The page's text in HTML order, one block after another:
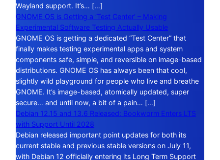
Wayland support. It’s… […]
GNOME OS is Getting a ‘Test Center’ – Making
Experimental Software Testing Actually Usable
GNOME OS is getting a dedicated “Test Center” that
finally makes testing experimental apps and system
components safe, simple, and reversible on image-based
distributions. GNOME OS has always been that cool,
slightly wild playground for people who live and breathe
GNOME. It’s image-based, atomically updated, super
secure… and until now, a bit of a pain… […]
Debian 12.15 and 13.6 Released: Bookworm Enters LTS
with Support Until 2028
Debian released important point updates for both its
current stable and previous stable versions on July 11,
with Debian 12 officially entering its Long Term Support